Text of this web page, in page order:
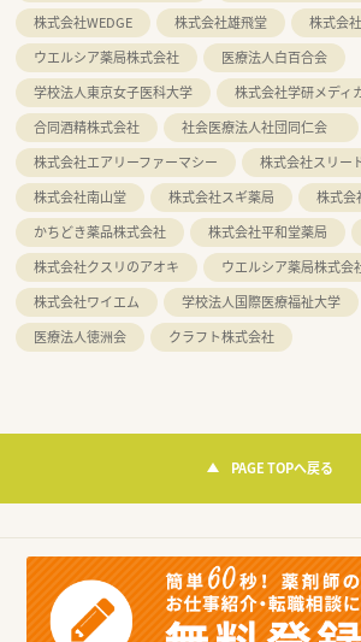
株式会社WEDGE
株式会社雄飛堂
株式会
ウエルシア薬局株式会社
医療法人白百合会
学校法人東京女子医科大学
株式会社学研メディ
合同酒精株式会社
社会医療法人社団同仁会
株式会社エアリーファーマシー
株式会社スリー
株式会社南山堂
株式会社スギ薬局
株式会
かちどき薬品株式会社
株式会社平和堂薬局
株式会社クスリのアオキ
ウエルシア薬局株式会
株式会社ワイエム
学校法人国際医療福祉大学
医療法人徳洲会
クラフト株式会社
PAGE TOPへ戻る